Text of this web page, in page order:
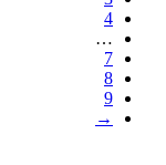
4
…
7
8
9
→